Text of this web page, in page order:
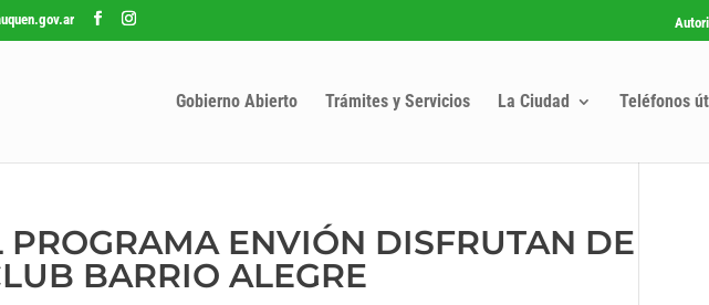
Gobierno Abierto Trámites y Servicios La Ciudad Teléfonos
PROGRAMA ENVIÓN DISFRUTAN DE
BARRIO ALEGRE